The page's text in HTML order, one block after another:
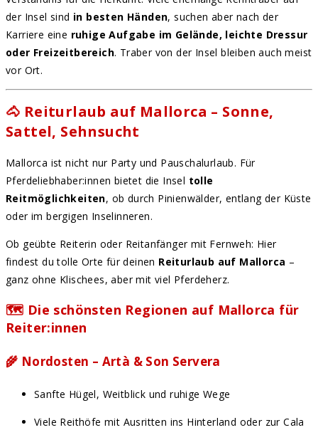
der Insel sind in besten Händen, suchen aber nach der
Karriere eine ruhige Aufgabe im Gelände, leichte Dressur
oder Freizeitbereich. Traber von der Insel bleiben auch meist
vor Ort.
🐴 Reiturlaub auf Mallorca – Sonne,
Sattel, Sehnsucht
Mallorca ist nicht nur Party und Pauschalurlaub. Für
Pferdeliebhaber:innen bietet die Insel tolle
Reitmöglichkeiten, ob durch Pinienwälder, entlang der Küste
oder im bergigen Inselinneren.
Ob geübte Reiterin oder Reitanfänger mit Fernweh: Hier
findest du tolle Orte für deinen Reiturlaub auf Mallorca –
ganz ohne Klischees, aber mit viel Pferdeherz.
🗺️ Die schönsten Regionen auf Mallorca für
Reiter:innen
🌾 Nordosten – Artà & Son Servera
Sanfte Hügel, Weitblick und ruhige Wege
Viele Reithöfe mit Ausritten ins Hinterland oder zur Cala